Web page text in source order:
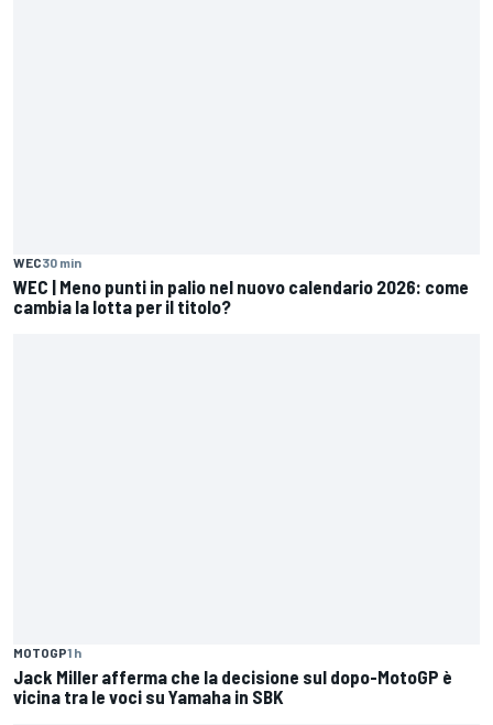
WEC30 min
WEC | Meno punti in palio nel nuovo calendario 2026: come
cambia la lotta per il titolo?
MOTOGP1 h
Jack Miller afferma che la decisione sul dopo-MotoGP è
vicina tra le voci su Yamaha in SBK